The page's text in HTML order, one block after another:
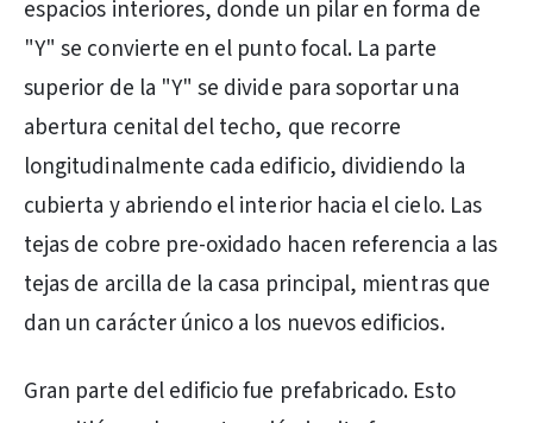
espacios interiores, donde un pilar en forma de
"Y" se convierte en el punto focal. La parte
superior de la "Y" se divide para soportar una
abertura cenital del techo, que recorre
longitudinalmente cada edificio, dividiendo la
cubierta y abriendo el interior hacia el cielo. Las
tejas de cobre pre-oxidado hacen referencia a las
tejas de arcilla de la casa principal, mientras que
dan un carácter único a los nuevos edificios.
Gran parte del edificio fue prefabricado. Esto